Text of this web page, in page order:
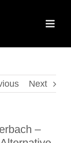
Next
–